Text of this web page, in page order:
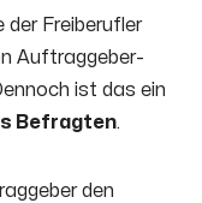
der Freiberufler
Auftraggeber-
ist das ein
Befragten.
den